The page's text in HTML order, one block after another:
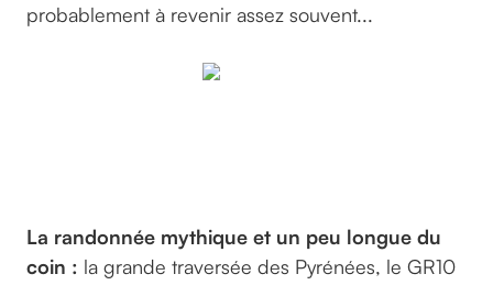
probablement à revenir assez souvent...
La randonnée mythique et un peu longue du
coin : la grande traversée des Pyrénées, le GR10